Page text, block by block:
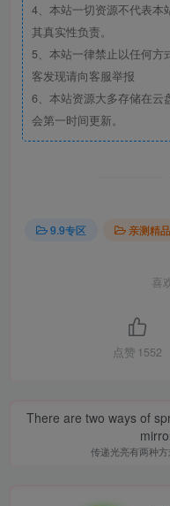
4、本站一切资源不代表本
其真实性负责。
5、本站一律禁止以任何
客发现请向客服举报
6、本站资源大多存储在云
会第一时间更新。
9.9专区 亲测精品
喜
点赞 1552
There are two ways of
传递光亮有两种